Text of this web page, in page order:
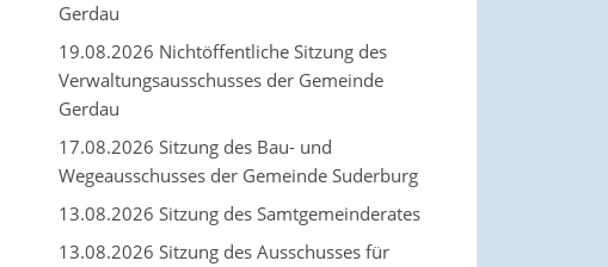
Gerdau
19.08.2026 Nichtöffentliche Sitzung des
Verwaltungsausschusses der Gemeinde
Gerdau
17.08.2026 Sitzung des Bau- und
Wegeausschusses der Gemeinde Suderburg
13.08.2026 Sitzung des Samtgemeinderates
13.08.2026 Sitzung des Ausschusses für